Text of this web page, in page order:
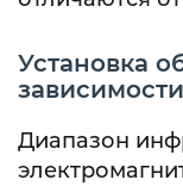
Установка
Диапазон